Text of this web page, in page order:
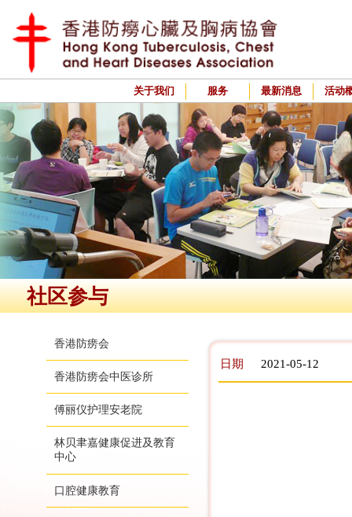
关于我们 服务 最新消息 活动
社区参与
香港防痨会
香港防痨会中医诊所
傅丽仪护理安老院
林贝聿嘉健康促进及教育
中心
口腔健康教育
日期 2021-05-12